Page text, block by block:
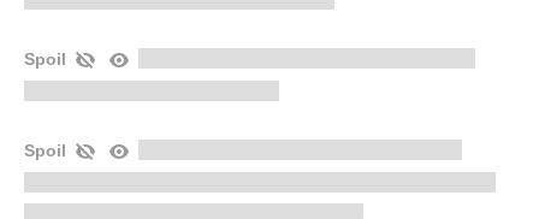
Spoil
Spoil